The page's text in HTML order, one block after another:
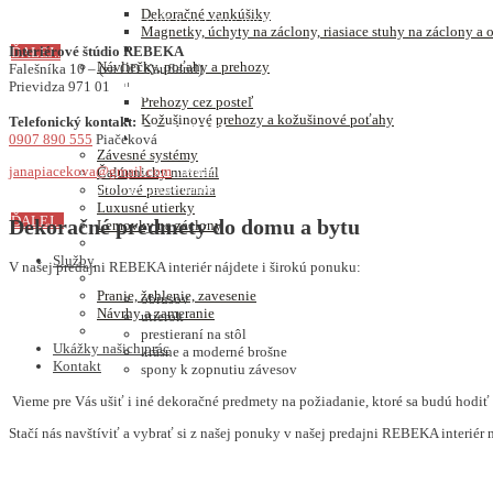
Dekoračné vankúšiky
Magnetky, úchyty na záclony, riasiace stuhy na záclony a
Návliečky, poťahy a prehozy
Prehozy cez posteľ
Kožušinové prehozy a kožušinové poťahy
Závesné systémy
Čalúnnicky materiál
Stolové prestierania
Luxusné utierky
Lemovky na záclony
Služby
Pranie, žehlenie, zavesenie
Návrhy a zameranie
Ukážky našich prác
Kontakt
motívov), aby zároveň spĺňal požadovanú funkciu v miestnosti, či sa jedná o
ĎALEJ..
Tieniaca technika
LUXUSNÉ ROLETKY
Luxusné roletky sú prvkom tieniacej techniky, kde sa v prvom rade treba
výber máme v ponuke veľké množstvo krásnych látok.
ĎALEJ...
Interiérové štúdio REBEKA
Falešníka 10 – (za OD Kaufland)
Prievidza 971 01
Telefonický kontakt:
0907 890 555 Piačeková
janapiacekova@gmail.com
Dekoračné predmety do domu a bytu
V našej predajni REBEKA interiér nájdete i širokú ponuku:
obrusov
utierok
prestieraní na stôl
krásne a moderné brošne
spony k zopnutiu závesov
Vieme pre Vás ušiť i iné dekoračné predmety na požiadanie, ktoré sa budú
Stačí nás navštíviť a vybrať si z našej ponuky v našej predajni REBEKA